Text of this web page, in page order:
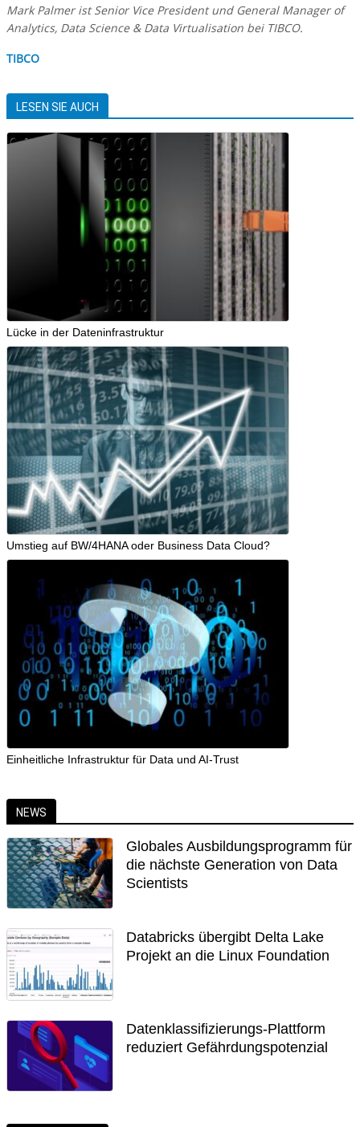
Mark Palmer ist Senior Vice President und General Manager of
Analytics, Data Science & Data Virtualisation bei TIBCO.
TIBCO
LESEN SIE AUCH
Lücke in der Dateninfrastruktur
Umstieg auf BW/4HANA oder Business Data Cloud?
Einheitliche Infrastruktur für Data und AI-Trust
NEWS
Globales Ausbildungsprogramm für
die nächste Generation von Data
Scientists
Databricks übergibt Delta Lake
Projekt an die Linux Foundation
Datenklassifizierungs-Plattform
reduziert Gefährdungspotenzial